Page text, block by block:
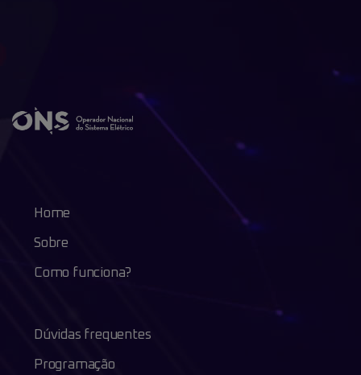
Home
Sobre
Como funciona?
Dúvidas frequentes
Programação